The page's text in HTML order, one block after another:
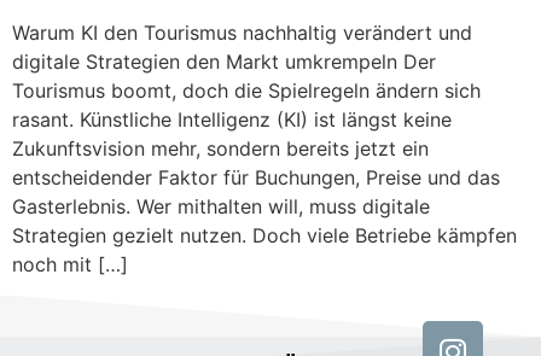
Warum KI den Tourismus nachhaltig verändert und
digitale Strategien den Markt umkrempeln Der
Tourismus boomt, doch die Spielregeln ändern sich
rasant. Künstliche Intelligenz (KI) ist längst keine
Zukunftsvision mehr, sondern bereits jetzt ein
entscheidender Faktor für Buchungen, Preise und das
Gasterlebnis. Wer mithalten will, muss digitale
Strategien gezielt nutzen. Doch viele Betriebe kämpfen
noch mit […]